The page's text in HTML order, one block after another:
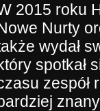
2015 roku
Nurty
wydał
spotkał
zespół